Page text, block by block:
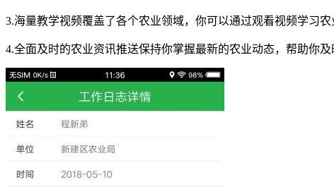
3.海量教学视频覆盖了各个农业领域，你可以通过观看视频学习农
4.全面及时的农业资讯推送保持你掌握最新的农业动态，帮助你